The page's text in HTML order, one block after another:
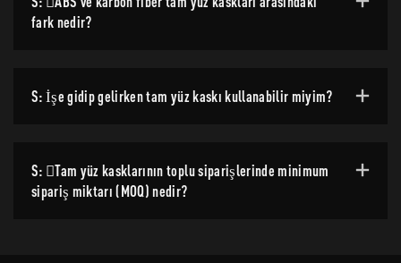
fark nedir?
S: İşe gidip gelirken tam yüz kaskı kullanabilir miyim?
S: Tam yüz kasklarının toplu siparişlerinde minimum
sipariş miktarı (MOQ) nedir?